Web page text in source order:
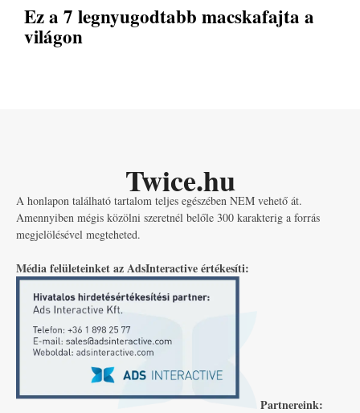
Ez a 7 legnyugodtabb macskafajta a
világon
Twice.hu
A honlapon található tartalom teljes egészében NEM vehető át.
Amennyiben mégis közölni szeretnél belőle 300 karakterig a forrás
megjelölésével megteheted.
Média felületeinket az AdsInteractive értékesíti:
Partnereink: